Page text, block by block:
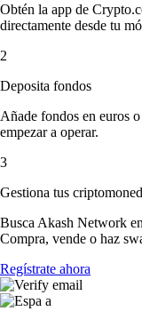
Obtén la app de
directamente desde tu
2
Deposita fondos
Añade fondos en euros
empezar a operar.
3
Gestiona tus
Busca Akash Network
Compra, vende o haz
Regístrate ahora